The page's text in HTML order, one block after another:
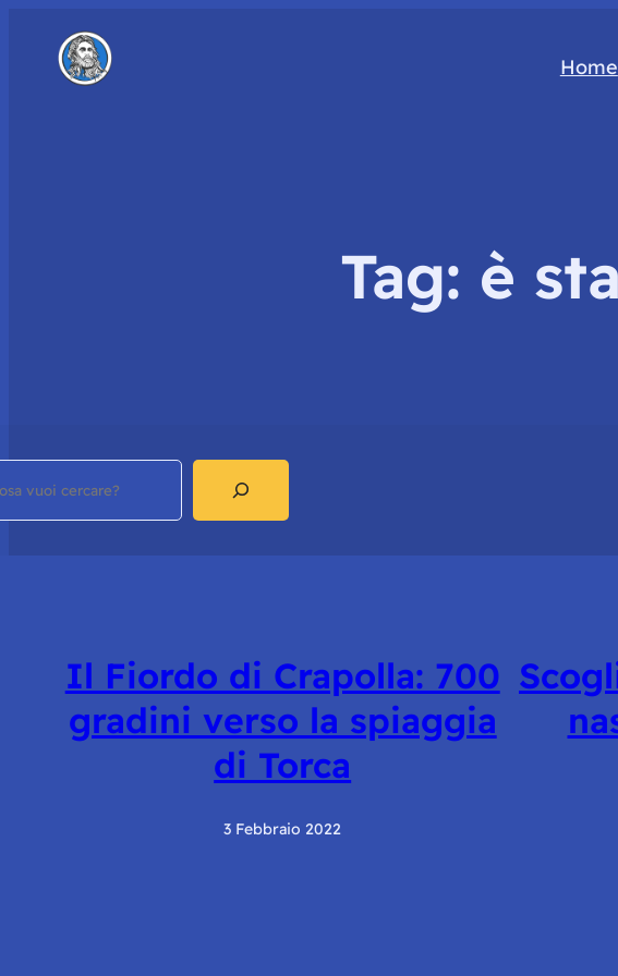
Home
Tag: è
Il Fiordo di Crapolla: 700
gradini verso la spiaggia
di Torca
3 Febbraio 2022